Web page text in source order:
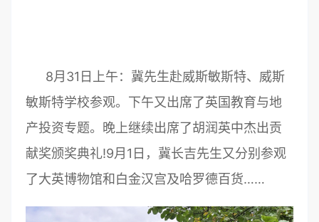
8月31日上午：冀先生赴威斯敏斯特、威斯
敏斯特学校参观。下午又出席了英国教育与地
产投资专题。晚上继续出席了胡润英中杰出贡
献奖颁奖典礼!9月1日，冀长吉先生又分别参观
了大英博物馆和白金汉宫及哈罗德百货……